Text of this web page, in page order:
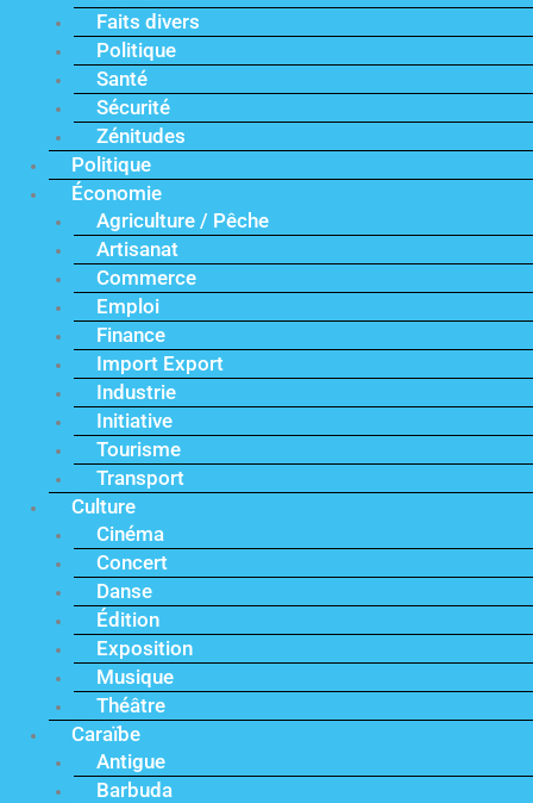
Faits divers
Politique
Santé
Sécurité
Zénitudes
Politique
Économie
Agriculture / Pêche
Artisanat
Commerce
Emploi
Finance
Import Export
Industrie
Initiative
Tourisme
Transport
Culture
Cinéma
Concert
Danse
Édition
Exposition
Musique
Théâtre
Caraïbe
Antigue
Barbuda